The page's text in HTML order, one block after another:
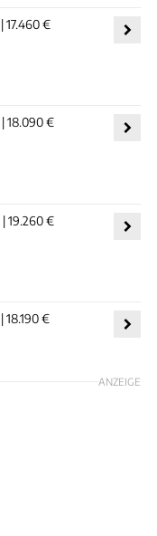
17.460 €
18.090 €
19.260 €
18.190 €
ANZEIGE